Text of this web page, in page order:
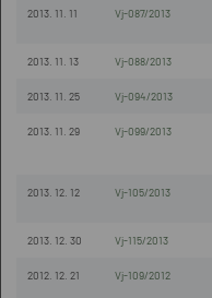
2013. 11. 11 Vj-087/2013
2013. 11. 13 Vj-088/2013
2013. 11. 25 Vj-094/2013
2013. 11. 29 Vj-099/2013
2013. 12. 12 Vj-105/2013
2013. 12. 30 Vj-115/2013
2012. 12. 21 Vj-109/2012